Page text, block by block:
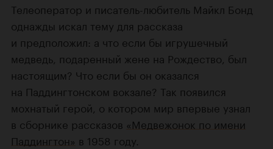
Телеоператор и писатель-любитель Майкл Бонд
однажды искал тему для рассказа
и предположил: а что если бы игрушечный
медведь, подаренный жене на Рождество, был
настоящим? Что если бы он оказался
на Паддингтонском вокзале? Так появился
мохнатый герой, о котором мир впервые узнал
в сборнике рассказов «Медвежонок по имени
Паддингтон» в 1958 году.